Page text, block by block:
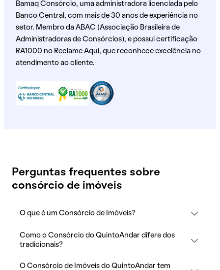
Bamaq Consórcio, uma administradora licenciada pelo
Banco Central, com mais de 30 anos de experiência no
setor. Membro da ABAC (Associação Brasileira de
Administradoras de Consórcios), e possui certificação
RA1000 no Reclame Aqui, que reconhece excelência no
atendimento ao cliente.
Perguntas frequentes sobre
consórcio de imóveis
O que é um Consórcio de Imóveis?
Como o Consórcio do QuintoAndar difere dos
tradicionais?
O Consórcio de Imóveis do QuintoAndar tem